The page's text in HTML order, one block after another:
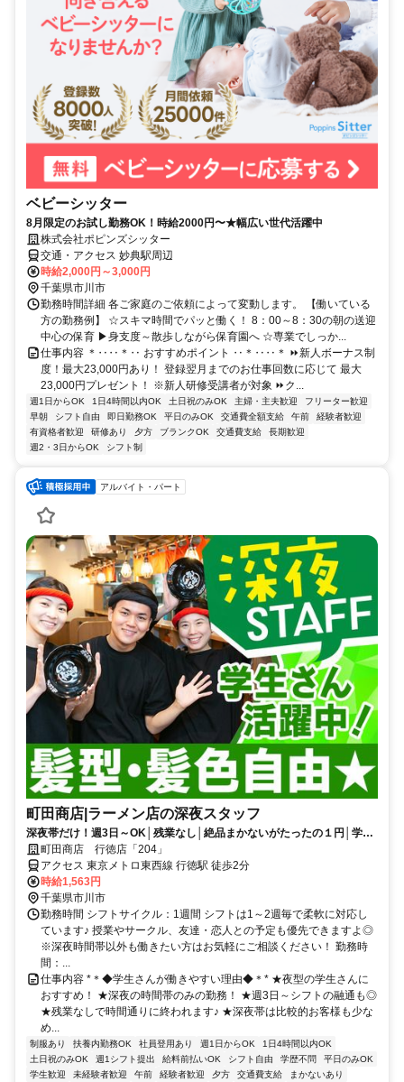
ベビーシッター
8月限定のお試し勤務OK！時給2000円〜★幅広い世代活躍中
株式会社ポピンズシッター
交通・アクセス 妙典駅周辺
時給2,000円～3,000円
千葉県市川市
勤務時間詳細 各ご家庭のご依頼によって変動します。 【働いている
方の勤務例】 ☆スキマ時間でパッと働く！ 8：00～8：30の朝の送迎
中心の保育 ▶身支度～散歩しながら保育園へ ☆専業でしっか...
仕事内容 ＊‥‥＊‥ おすすめポイント ‥＊‥‥＊ ⏩新人ボーナス制
度！最大23,000円あり！ 登録翌月までのお仕事回数に応じて 最大
23,000円プレゼント！ ※新人研修受講者が対象 ⏩ク...
週1日からOK 1日4時間以内OK 土日祝のみOK 主婦・主夫歓迎
フリーター歓迎
早朝
シフト自由 即日勤務OK 平日のみOK 交通費全額支給 午前
経験者歓迎
有資格者歓迎
研修あり 夕方 ブランクOK 交通費支給
長期歓迎
週2・3日からOK
シフト制
アルバイト・パート
町田商店|ラーメン店の深夜スタッフ
深夜帯だけ！週3日～OK│残業なし│絶品まかないがたったの１円│学生
さん活躍中！│髪色自由
町田商店 行徳店「204」
アクセス 東京メトロ東西線 行徳駅 徒歩2分
時給1,563円
千葉県市川市
勤務時間 シフトサイクル：1週間 シフトは1～2週毎で柔軟に対応し
ています♪ 授業やサークル、友達・恋人との予定も優先できますよ◎
※深夜時間帯以外も働きたい方はお気軽にご相談ください！ 勤務時
間：...
仕事内容 *＊◆学生さんが働きやすい理由◆＊* ★夜型の学生さんに
おすすめ！ ★深夜の時間帯のみの勤務！ ★週3日～シフトの融通も◎
★残業なしで時間通りに終われます♪ ★深夜帯は比較的お客様も少な
め...
制服あり 扶養内勤務OK 社員登用あり 週1日からOK
1日4時間以内OK
土日祝のみOK
週1シフト提出 給料前払いOK シフト自由 学歴不問
平日のみOK
学生歓迎
未経験者歓迎 午前 経験者歓迎 夕方 交通費支給
まかないあり